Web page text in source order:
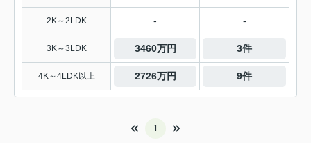
2K～2LDK - -
3K～3LDK 3460万円 3件
4K～4LDK以上 2726万円 9件
1